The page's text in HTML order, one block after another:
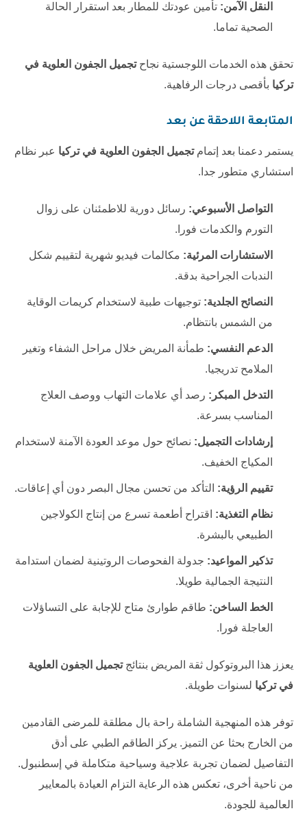
النقل الآمن: تأمين عودتك للمطار بعد استقرار الحالة
الصحية تماما.
تحقق هذه الخدمات اللوجستية نجاحتجميل الجفون العلوية في
تركيا بأقصى درجات الرفاهية.
المتابعة اللاحقة عن بعد
يستمر دعمنا بعد إتمامتجميل الجفون العلوية في تركيا عبر نظام
استشاري متطور جدا.
التواصل الأسبوعي: رسائل دورية للاطمئنان على زوال
التورم والكدمات فورا.
الاستشارات المرئية: مكالمات فيديو شهرية لتقييم شكل
الندبات الجراحية بدقة.
النصائح الجلدية: توجيهات طبية لاستخدام كريمات الوقاية
من الشمس بانتظام.
الدعم النفسي: طمأنة المريض خلال مراحل الشفاء وتغير
الملامح تدريجيا.
التدخل المبكر: رصد أي علامات التهاب ووصف العلاج
المناسب بسرعة.
إرشادات التجميل: نصائح حول موعد العودة الآمنة لاستخدام
المكياج الخفيف.
تقييم الرؤية: التأكد من تحسن مجال البصر دون أي إعاقات.
نظام التغذية: اقتراح أطعمة تسرع من إنتاج الكولاجين
الطبيعي بالبشرة.
تذكير المواعيد: جدولة الفحوصات الروتينية لضمان استدامة
النتيجة الجمالية طويلا.
الخط الساخن: طاقم طوارئ متاح للإجابة على التساؤلات
العاجلة فورا.
يعزز هذا البروتوكول ثقة المريض بنتائجتجميل الجفون العلوية
في تركيا لسنوات طويلة.
توفر هذه المنهجية الشاملة راحة بال مطلقة للمرضى القادمين
من الخارج بحثا عن التميز. يركز الطاقم الطبي على أدق
التفاصيل لضمان تجربة علاجية وسياحية متكاملة في إسطنبول.
من ناحية أخرى، تعكس هذه الرعاية التزام العيادة بالمعايير
العالمية للجودة.